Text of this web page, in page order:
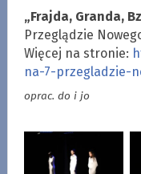
„Frajda, Granda,
Przeglądzie
Więcej na stronie:
na-7-przegladzie-
oprac. do i jo